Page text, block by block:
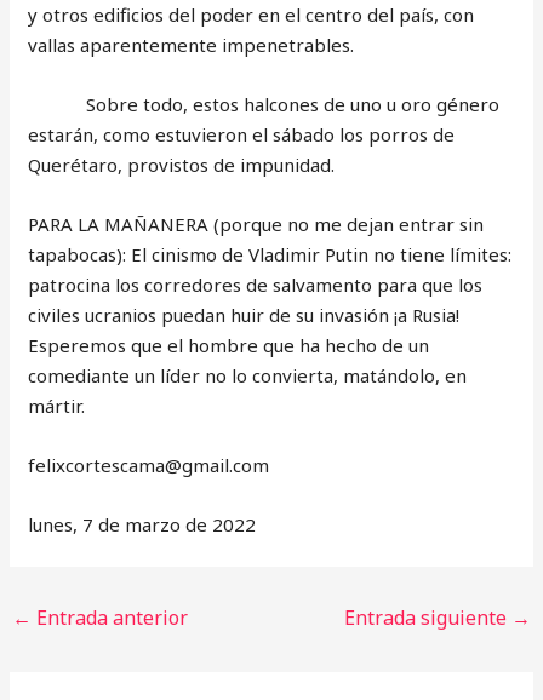
y otros edificios del poder en el centro del país, con
vallas aparentemente impenetrables.
Sobre todo, estos halcones de uno u oro género
estarán, como estuvieron el sábado los porros de
Querétaro, provistos de impunidad.
PARA LA MAÑANERA (porque no me dejan entrar sin
tapabocas): El cinismo de Vladimir Putin no tiene límites:
patrocina los corredores de salvamento para que los
civiles ucranios puedan huir de su invasión ¡a Rusia!
Esperemos que el hombre que ha hecho de un
comediante un líder no lo convierta, matándolo, en
mártir.
‎felixcortescama@gmail.com
lunes, 7 de marzo de 2022
← Entrada anterior Entrada siguiente →